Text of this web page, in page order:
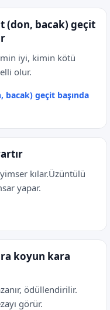
(don, bacak) geçit
iyi, kimin kötü
olur.
geçit başında
kılar.Üzüntülü
yapar.
koyun kara
ödüllendirilir.
görür.